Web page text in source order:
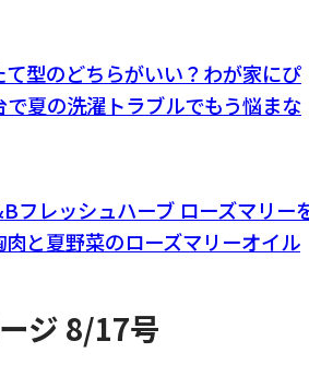
て型のどちらがいい？わが家にぴ
で夏の洗濯トラブルでもう悩まな
レッシュハーブ ローズマリー
と夏野菜のローズマリーオイル
ジ 8/17号